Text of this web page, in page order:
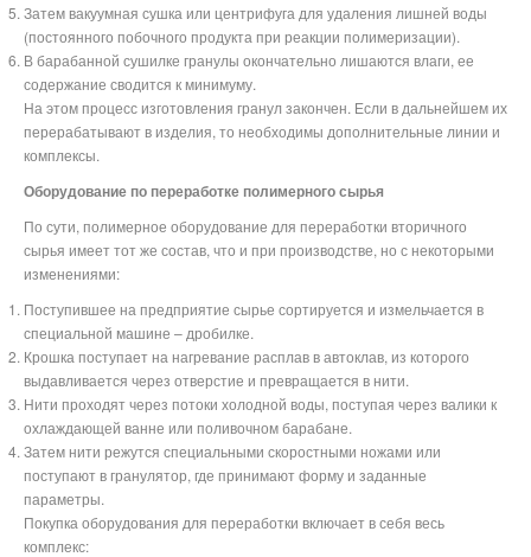
Затем вакуумная сушка или центрифуга для удаления лишней воды
(постоянного побочного продукта при реакции полимеризации).
В барабанной сушилке гранулы окончательно лишаются влаги, ее
содержание сводится к минимуму.
На этом процесс изготовления гранул закончен. Если в дальнейшем их
перерабатывают в изделия, то необходимы дополнительные линии и
комплексы.
Оборудование по переработке полимерного сырья
По сути, полимерное оборудование для переработки вторичного
сырья имеет тот же состав, что и при производстве, но с некоторыми
изменениями:
Поступившее на предприятие сырье сортируется и измельчается в
специальной машине – дробилке.
Крошка поступает на нагревание расплав в автоклав, из которого
выдавливается через отверстие и превращается в нити.
Нити проходят через потоки холодной воды, поступая через валики к
охлаждающей ванне или поливочном барабане.
Затем нити режутся специальными скоростными ножами или
поступают в гранулятор, где принимают форму и заданные
параметры.
Покупка оборудования для переработки включает в себя весь
комплекс: